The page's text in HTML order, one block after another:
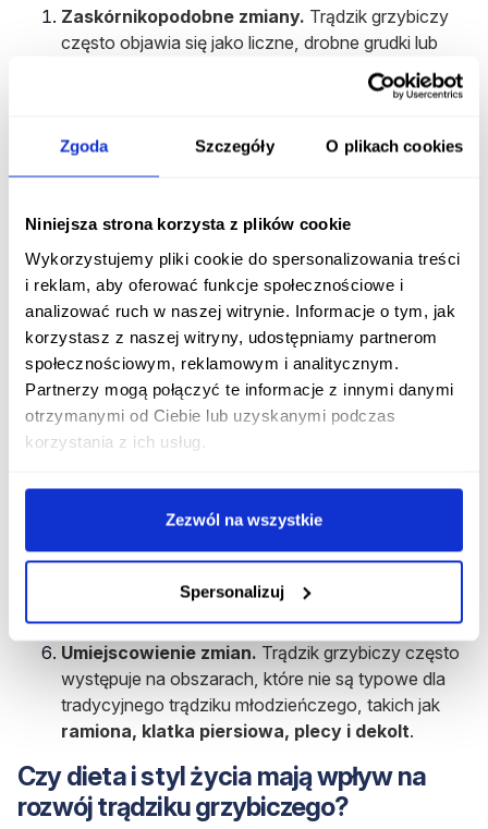
Zgoda Szczegóły O plikach cookies
Niniejsza strona korzysta z plików cookie
Wykorzystujemy pliki cookie do spersonalizowania treści
i reklam, aby oferować funkcje społecznościowe i
analizować ruch w naszej witrynie. Informacje o tym, jak
korzystasz z naszej witryny, udostępniamy partnerom
społecznościowym, reklamowym i analitycznym.
Partnerzy mogą połączyć te informacje z innymi danymi
otrzymanymi od Ciebie lub uzyskanymi podczas
korzystania z ich usług.
Zezwól na wszystkie
Spersonalizuj
Zaskórnikopodobne zmiany. Trądzik grzybiczy
często objawia się jako liczne, drobne grudki lub
krostki, które mogą przypominać zaskórniki. Jednak
te zmiany nie są typowymi zaskórnikami, jakie
w obszarach, gdzie pojawiają się zmiany skórne,
trądziku.
Czerwone grudki lub plamy.Zmiany skórne mogą
być czerwone lub zaczerwienione, szczególnie
wokół grudek.
Nadmierne wydzielanie sebum.
Charakterystyczne dla tego schorzenia jest
sebum w obrębie zmian skórnych.
Nieprzyjemna woń.W niektórych przypadkach
obszary zajęte chorobowo mogą wydzielać
nieprzyjemną woń,
przypominającą jełczejące
Umiejscowienie zmian. Trądzik grzybiczy często
występuje na obszarach, które nie są typowe dla
tradycyjnego trądziku młodzieńczego, takich jak
ramiona, klatka piersiowa, plecy i dekolt.
Czy dieta i styl życia mają wpływ na
rozwój trądziku grzybiczego?